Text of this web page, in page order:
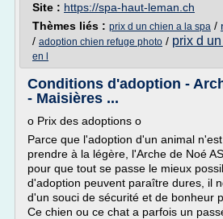
Site : https://spa-haut-leman.ch
Thèmes liés : prix d un chien a la spa /
/ adoption chien refuge photo / prix d
en l
Conditions d'adoption -
- Maisières ...
o Prix des adoptions o
Parce que l'adoption d'un animal
prendre à la légère, l'Arche de Noé
pour que tout se passe le mieux
d'adoption peuvent paraître dures, il
d'un souci de sécurité et de bonheur
Ce chien ou ce chat a parfois un